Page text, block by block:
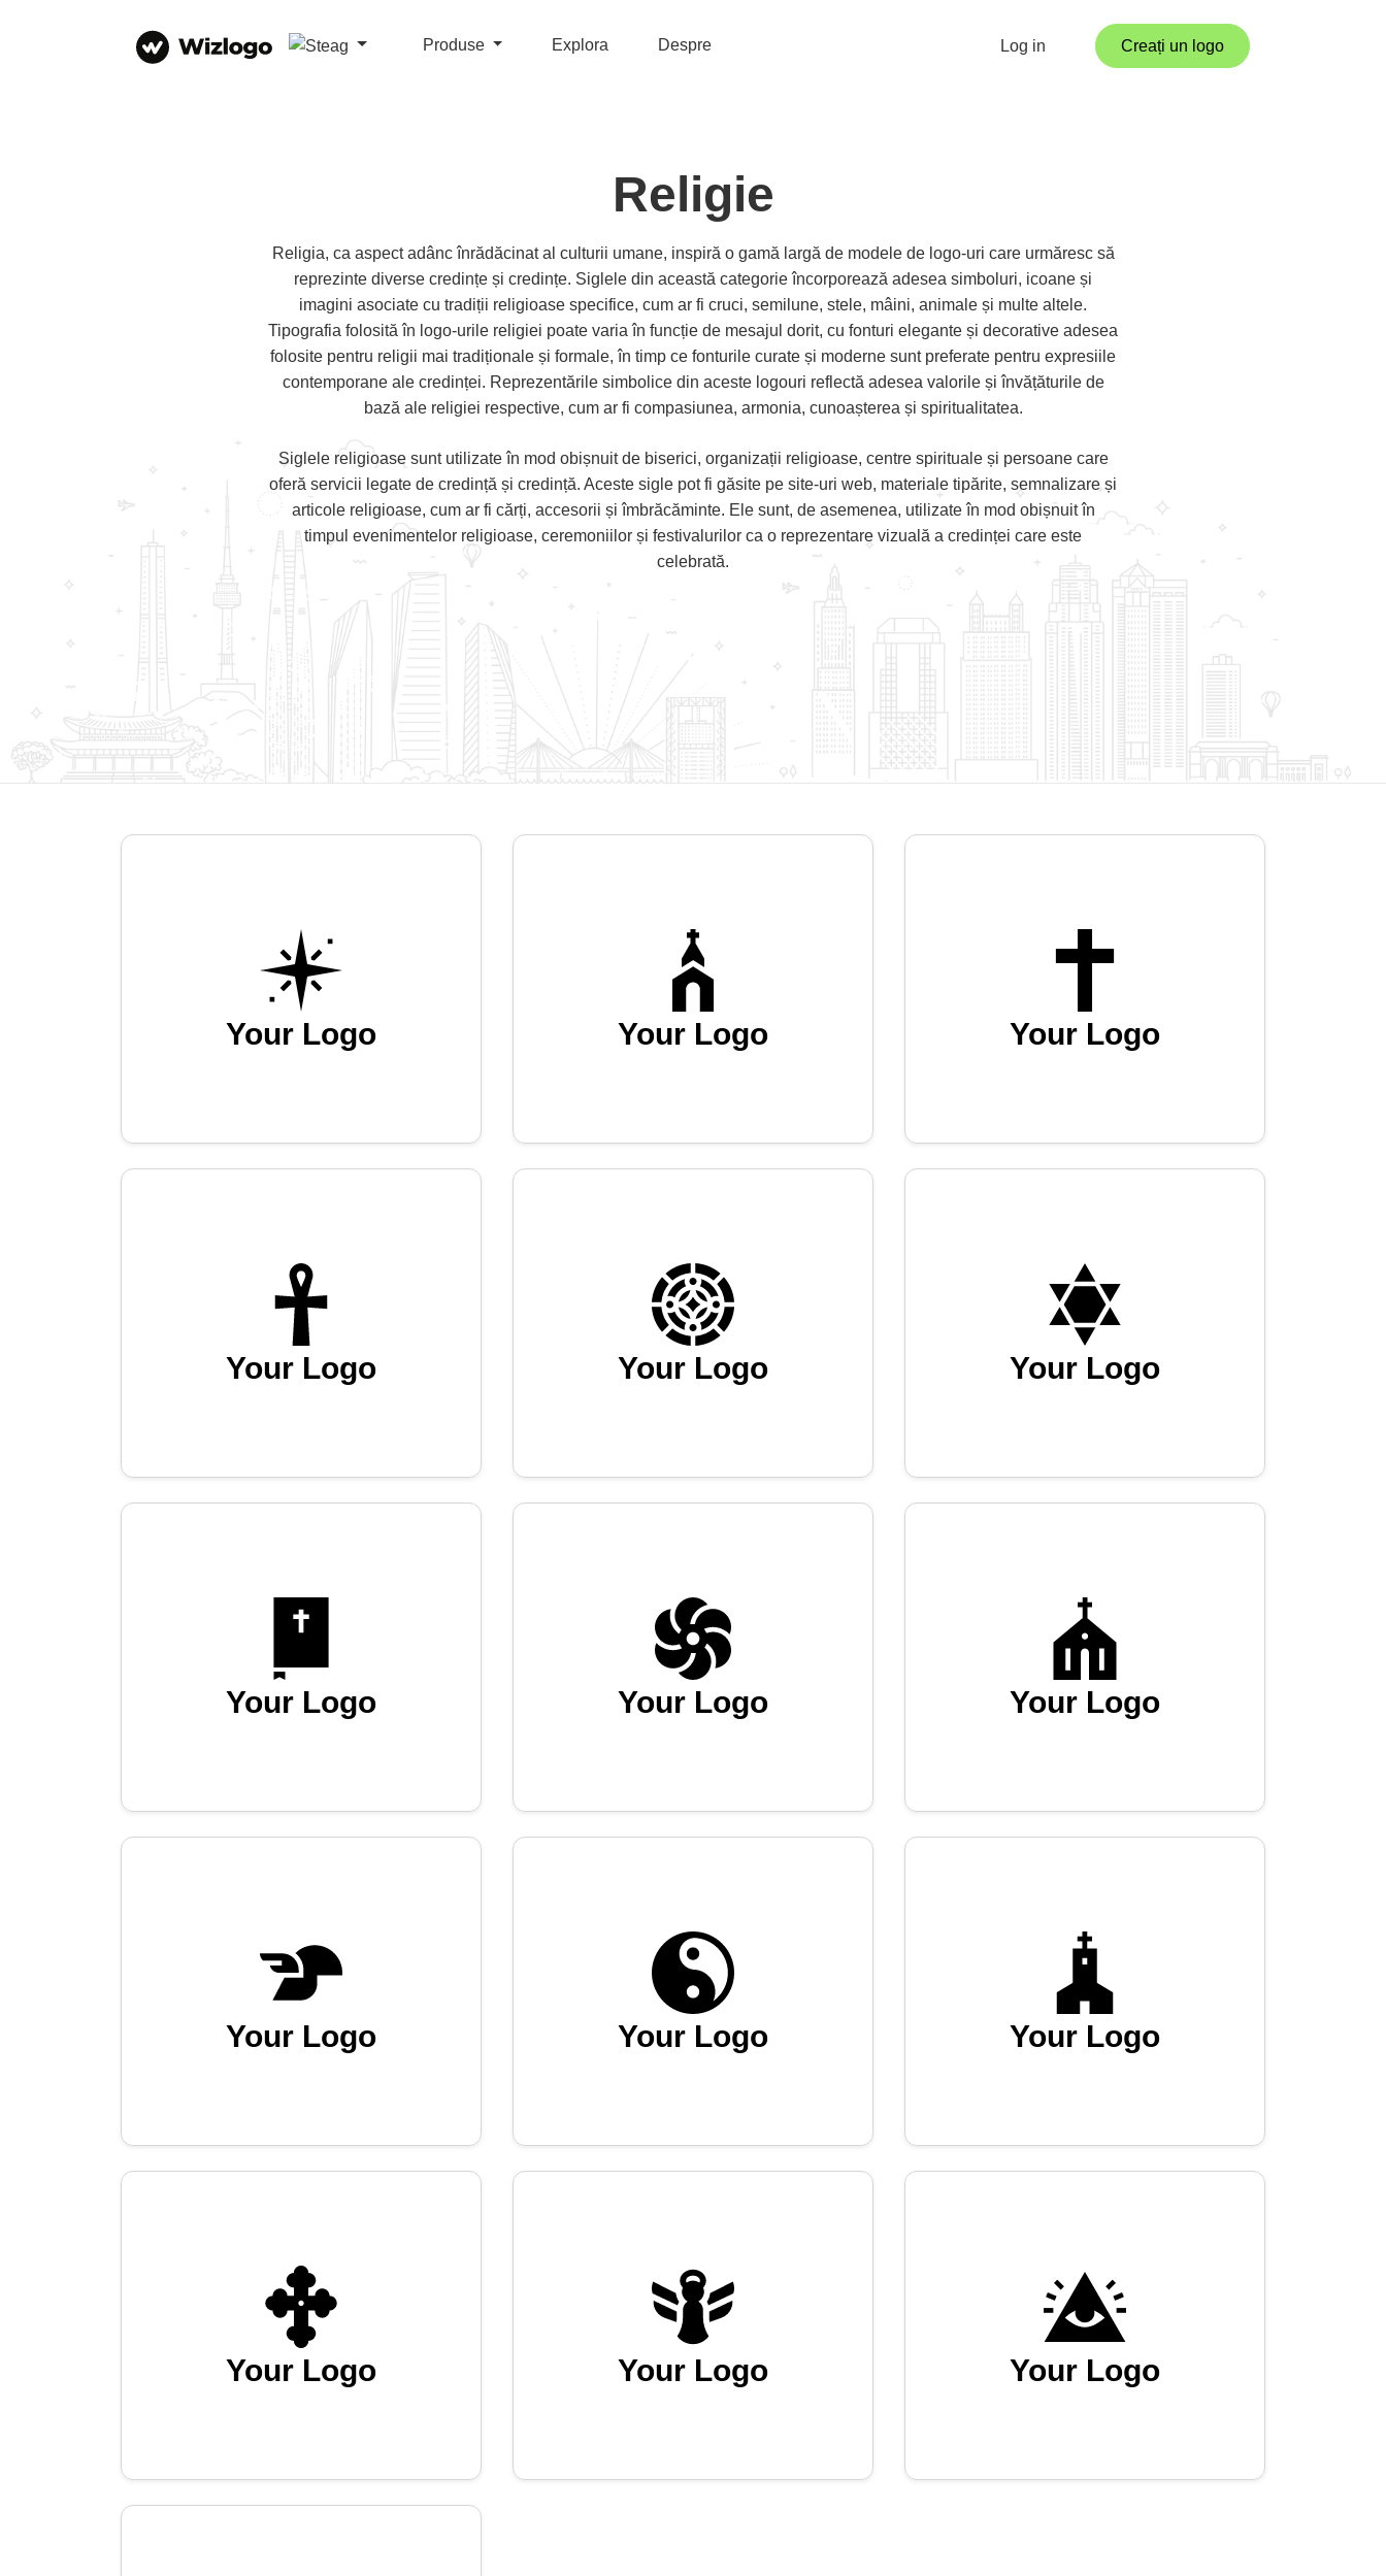
Produse Explora Despre Log in Creați un logo
Religie
Religia, ca aspect adânc înrădăcinat al culturii umane, inspiră o gamă largă de modele de logo-uri care urmăresc să
reprezinte diverse credințe și credințe. Siglele din această categorie încorporează adesea simboluri, icoane și
imagini asociate cu tradiții religioase specifice, cum ar fi cruci, semilune, stele, mâini, animale și multe altele.
Tipografia folosită în logo-urile religiei poate varia în funcție de mesajul dorit, cu fonturi elegante și decorative adesea
folosite pentru religii mai tradiționale și formale, în timp ce fonturile curate și moderne sunt preferate pentru expresiile
contemporane ale credinței. Reprezentările simbolice din aceste logouri reflectă adesea valorile și învățăturile de
bază ale religiei respective, cum ar fi compasiunea, armonia, cunoașterea și spiritualitatea.
Siglele religioase sunt utilizate în mod obișnuit de biserici, organizații religioase, centre spirituale și persoane care
oferă servicii legate de credință și credință. Aceste sigle pot fi găsite pe site-uri web, materiale tipărite, semnalizare și
articole religioase, cum ar fi cărți, accesorii și îmbrăcăminte. Ele sunt, de asemenea, utilizate în mod obișnuit în
timpul evenimentelor religioase, ceremoniilor și festivalurilor ca o reprezentare vizuală a credinței care este
celebrată.
Your Logo Your Logo Your Logo
Your Logo Your Logo Your Logo
Your Logo Your Logo Your Logo
Your Logo Your Logo Your Logo
Your Logo Your Logo Your Logo